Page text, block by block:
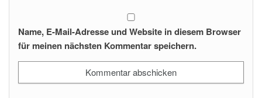
Name, E-Mail-Adresse und Website in diesem Browser
für meinen nächsten Kommentar speichern.